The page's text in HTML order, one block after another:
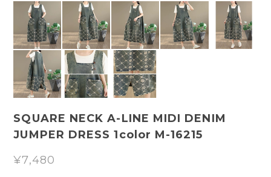
SQUARE NECK A-LINE MIDI DENIM
JUMPER DRESS 1color M-16215
¥7,480